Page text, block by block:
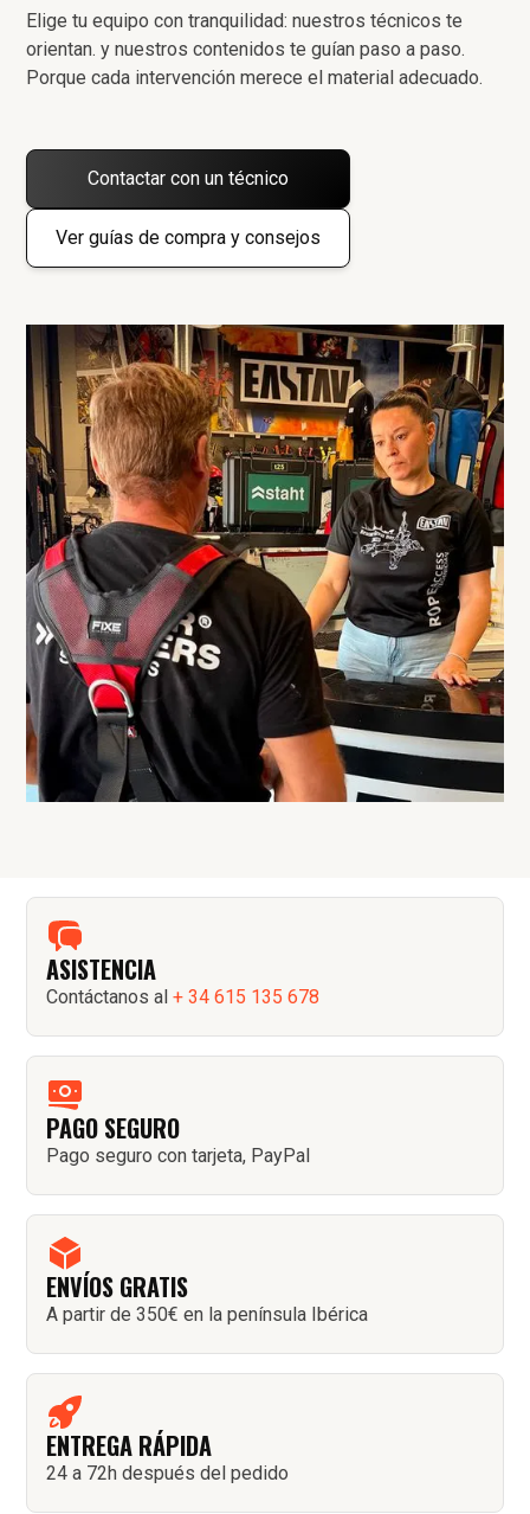
Elige tu equipo con tranquilidad: nuestros técnicos te
orientan. y nuestros contenidos te guían paso a paso.
Porque cada intervención merece el material adecuado.
Contactar con un técnico
Ver guías de compra y consejos
ASISTENCIA
Contáctanos al+ 34 615 135 678
PAGO SEGURO
Pago seguro con tarjeta, PayPal
ENVÍOS GRATIS
A partir de 350€ en la península Ibérica
ENTREGA RÁPIDA
24 a 72h después del pedido